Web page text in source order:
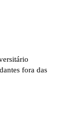
fora das